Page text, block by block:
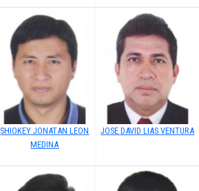
SHIOKEY JONATAN LEON
MEDINA
JOSE DAVID LIAS VENTURA